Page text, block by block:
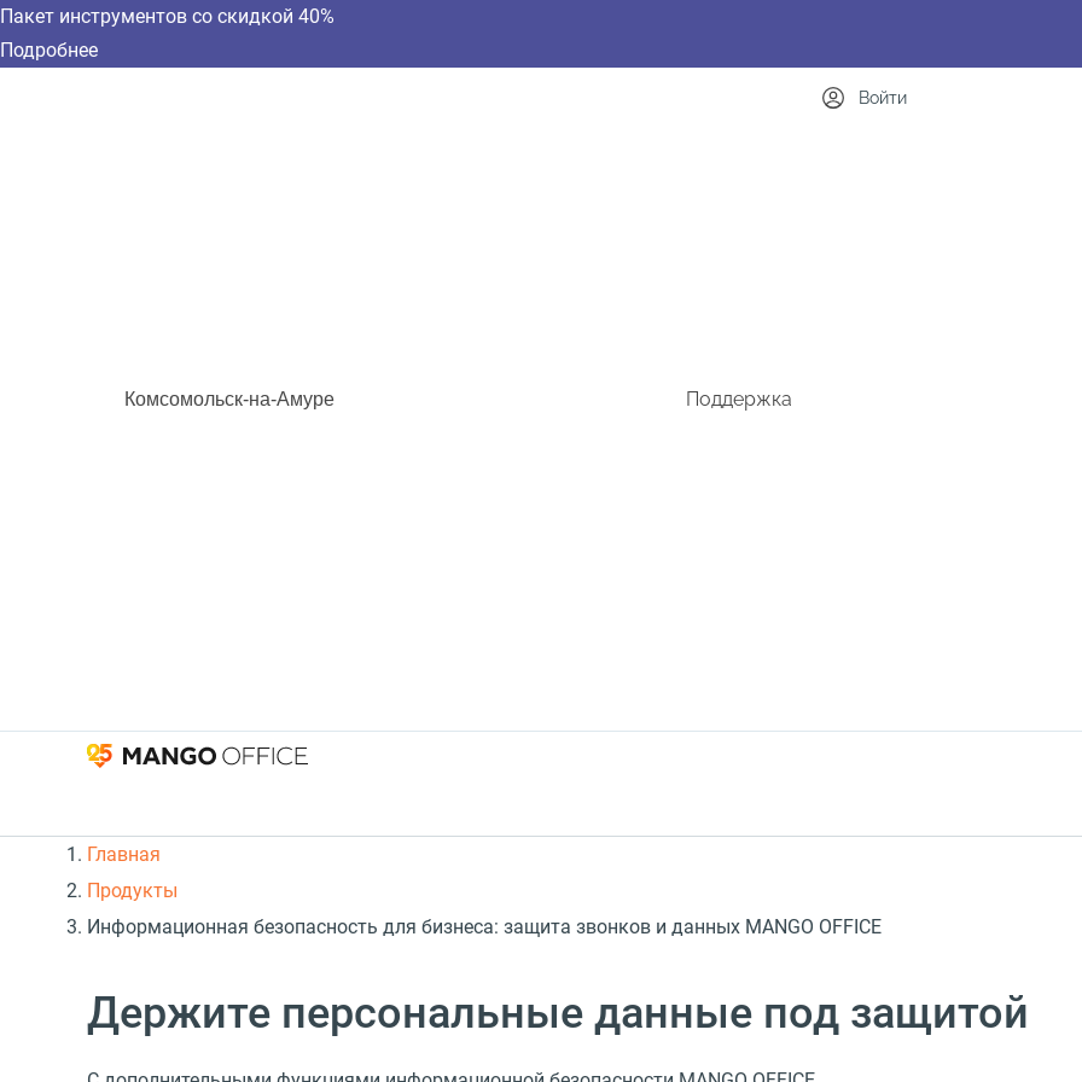
Пакет инструментов со скидкой 40%
Подробнее
Комсомольск-на-Амуре Поддержка
Войти
Главная
Продукты
Информационная безопасность для бизнеса: защита звонков и данных MANGO OFFICE
Держите персональные данные под защитой